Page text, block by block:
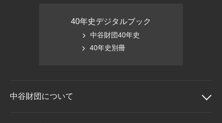
40年史デジタルブック
中谷財団40年史
40年史別冊
中谷財団について